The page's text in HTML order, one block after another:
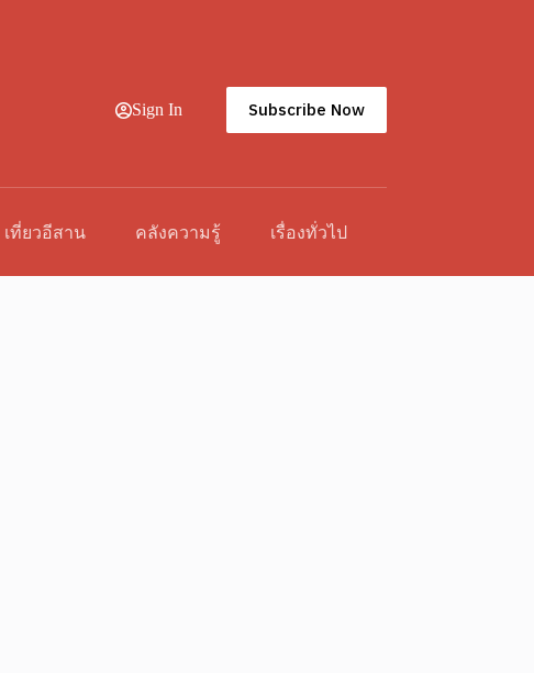
Sign In Subscribe Now
เที่ยวอีสาน คลังความรู้ เรื่องทั่วไป